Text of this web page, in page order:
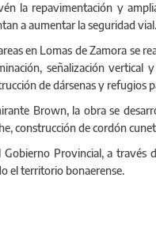
la repavimentación y
a aumentar la seguridad vial.
en Lomas de Zamora se
señalización vertical
de dársenas y refugios
Brown, la obra se
construcción de cordón
Gobierno Provincial, a través
el territorio bonaerense.